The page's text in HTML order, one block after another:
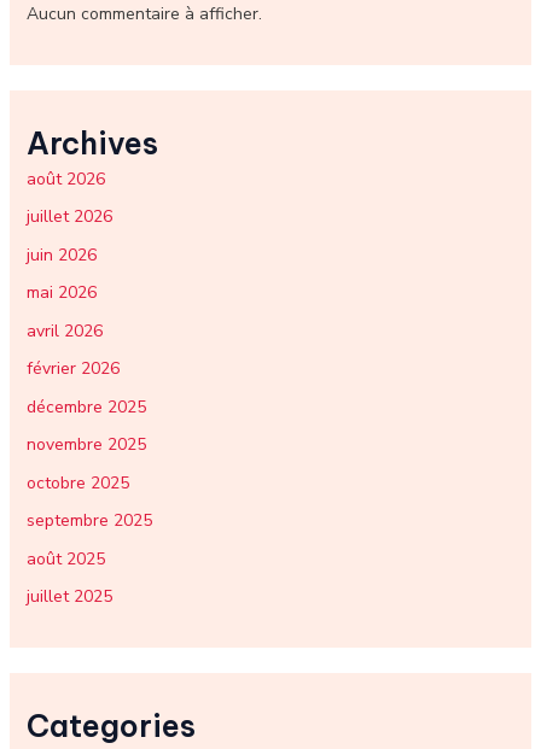
Aucun commentaire à afficher.
Archives
août 2026
juillet 2026
juin 2026
mai 2026
avril 2026
février 2026
décembre 2025
novembre 2025
octobre 2025
septembre 2025
août 2025
juillet 2025
Categories